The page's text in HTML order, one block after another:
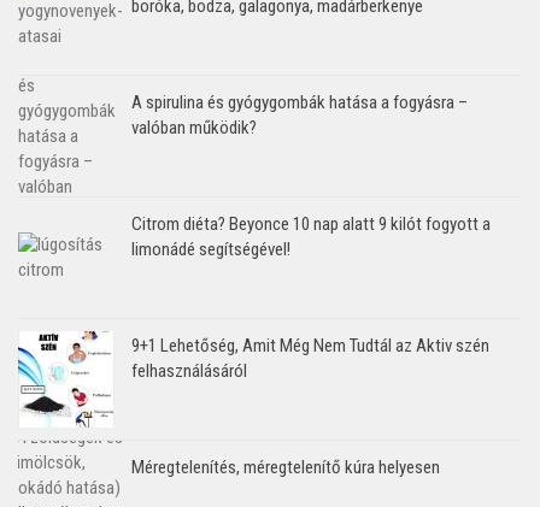
boróka, bodza, galagonya, madárberkenye
A spirulina és gyógygombák hatása a fogyásra –
valóban működik?
Citrom diéta? Beyonce 10 nap alatt 9 kilót fogyott a
limonádé segítségével!
9+1 Lehetőség, Amit Még Nem Tudtál az Aktiv szén
felhasználásáról
Méregtelenítés, méregtelenítő kúra helyesen